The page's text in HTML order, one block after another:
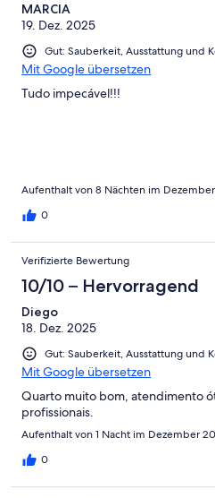
MARCIA
19. Dez. 2025
Gut: Sauberkeit, Ausstattung und
Mit Google übersetzen
Tudo impecável!!!
Aufenthalt von 8 Nächten im
0
Verifizierte Bewertung
10/10 – Hervorragend
Diego
18. Dez. 2025
Gut: Sauberkeit, Ausstattung und
Mit Google übersetzen
Quarto muito bom, atendimento
profissionais.
Aufenthalt von 1 Nacht im Dezember
0